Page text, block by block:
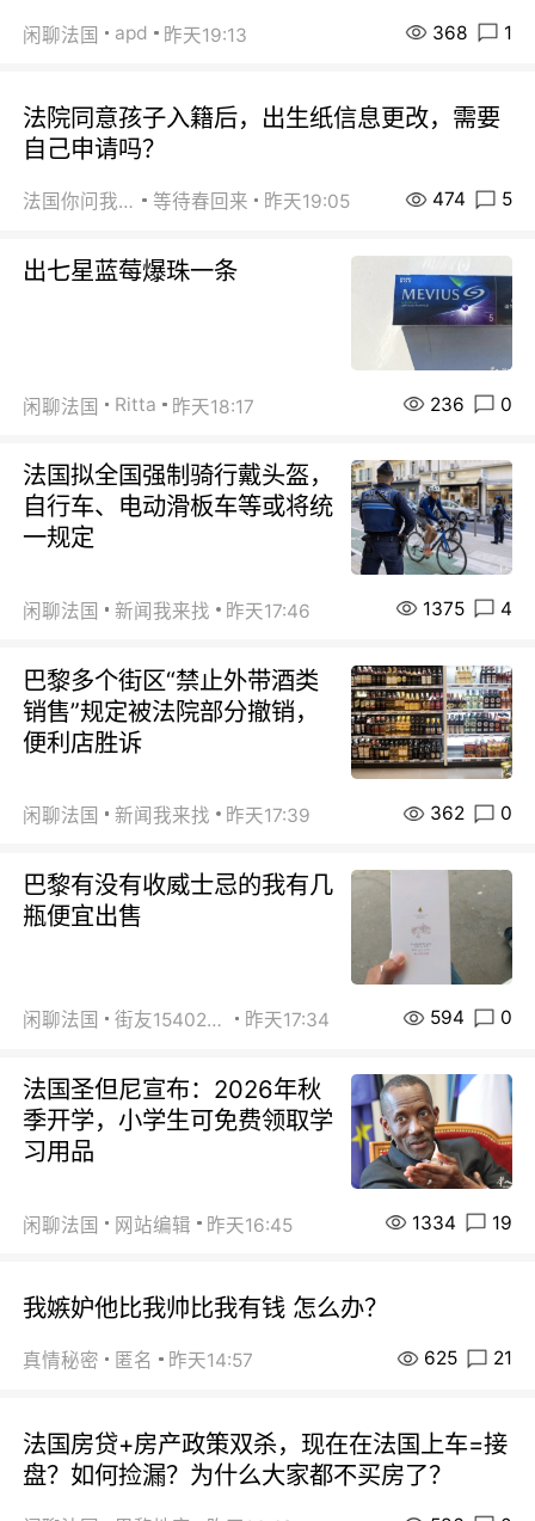
闲聊法国 apd 昨天19:13 368 1
法院同意孩子入籍后，出生纸信息更改，需要
自己申请吗？
法国你问我答 等待春回来 昨天19:05 474 5
出七星蓝莓爆珠一条
闲聊法国 Ritta 昨天18:17 236 0
法国拟全国强制骑行戴头盔，
自行车、电动滑板车等或将统
一规定
闲聊法国 新闻我来找 昨天17:46 1375 4
巴黎多个街区“禁止外带酒类
销售”规定被法院部分撤销，
便利店胜诉
闲聊法国 新闻我来找 昨天17:39 362 0
巴黎有没有收威士忌的我有几
瓶便宜出售
闲聊法国 街友15402223 昨天17:34 594 0
法国圣但尼宣布：2026年秋
季开学，小学生可免费领取学
习用品
闲聊法国 网站编辑 昨天16:45 1334 19
我嫉妒他比我帅比我有钱 怎么办？
真情秘密 匿名 昨天14:57 625 21
法国房贷+房产政策双杀，现在在法国上车=接
盘？如何捡漏？为什么大家都不买房了？